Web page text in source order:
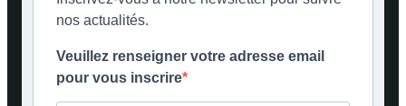
nos actualités.
Veuillez renseigner votre adresse email
pour vous inscrire